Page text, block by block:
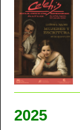
2025